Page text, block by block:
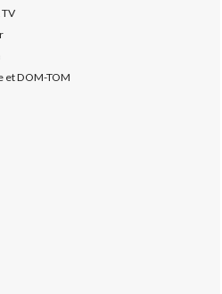
et DOM-TOM